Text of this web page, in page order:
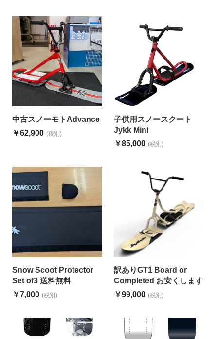
中古スノーモトAdvance
￥62,900 (税別)
子供用スノースクート
Jykk Mini
￥85,000 (税別)
Snow Scoot Protector
Set of3 送料無料
￥7,000 (税別)
訳ありGT1 Board or
Completed お安くします
￥99,000 (税別)